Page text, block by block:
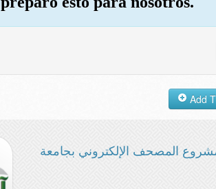
المصحف الإلكتروني بجامعة